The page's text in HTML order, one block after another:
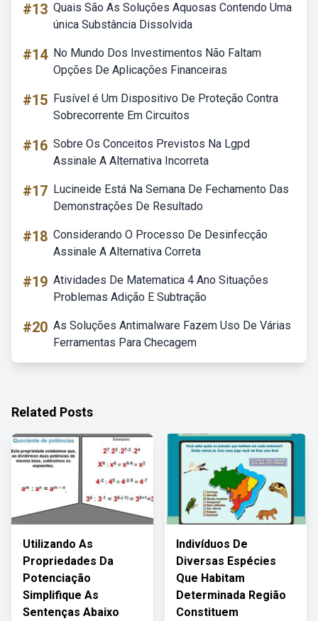
#13 Quais São As Soluções Aquosas Contendo Uma
única Substância Dissolvida
#14 No Mundo Dos Investimentos Não Faltam
Opções De Aplicações Financeiras
#15 Fusível é Um Dispositivo De Proteção Contra
Sobrecorrente Em Circuitos
#16 Sobre Os Conceitos Previstos Na Lgpd
Assinale A Alternativa Incorreta
#17 Lucineide Está Na Semana De Fechamento Das
Demonstrações De Resultado
#18 Considerando O Processo De Desinfecção
Assinale A Alternativa Correta
#19 Atividades De Matematica 4 Ano Situações
Problemas Adição E Subtração
#20 As Soluções Antimalware Fazem Uso De Várias
Ferramentas Para Checagem
Related Posts
Utilizando As
Propriedades Da
Potenciação
Simplifique As
Sentenças Abaixo
Indivíduos De
Diversas Espécies
Que Habitam
Determinada Região
Constituem